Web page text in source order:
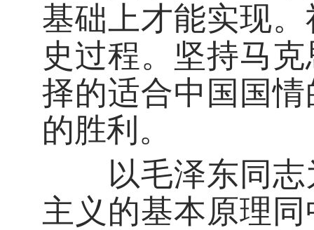
基础上才能实现
史过程。坚持马
择的适合中国国
的胜利。
以毛泽东同志
主义的基本原理